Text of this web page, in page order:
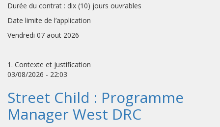
Durée du contrat : dix (10) jours ouvrables
Date limite de l’application
Vendredi 07 aout 2026
1. Contexte et justification
03/08/2026 - 22:03
Street Child : Programme
Manager West DRC